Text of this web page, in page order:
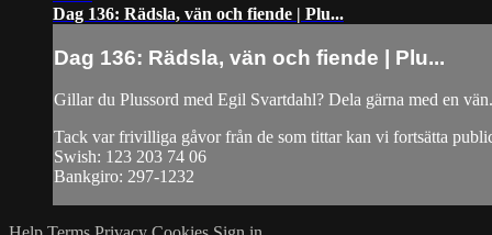
Dag 136: Rädsla, vän och fiende | Plu...
Dag 136: Rädsla, vän och fiende | Plu...
Gillar du Plussord med Egil Svartdahl? Dela gärna med en vän.
Tack var frivilliga gåvor från de som tittar kan vi fortsätta
Swish: 123 203 74 06
Bankgiro: 297-1232